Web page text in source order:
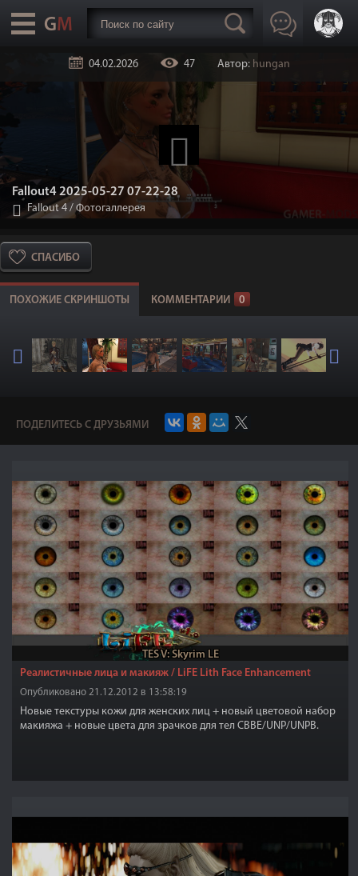
04.02.2026 47 Автор: hungan
Fallout4 2025-05-27 07-22-28
Fallout 4 / Фотогаллерея
СПАСИБО
ПОХОЖИЕ СКРИНШОТЫ КОММЕНТАРИИ 0
ПОДЕЛИТЕСЬ С ДРУЗЬЯМИ
TES V: Skyrim LE
Реалистичные лица и макияж / LiFE Lith Face Enhancement
Опубликовано 21.12.2012 в 13:58:19
Новые текстуры кожи для женских лиц + новый цветовой набор
макияжа + новые цвета для зрачков для тел CBBE/UNP/UNPB.